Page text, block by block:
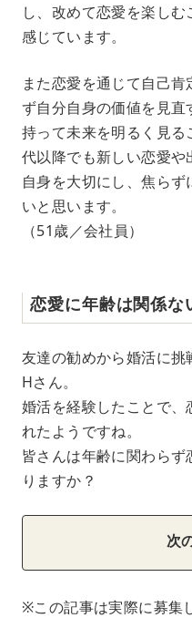
し、改めて恋愛を楽し
感じています。
また恋愛を通じて自己
ず自分自身の価値を見
持って未来を明るく見
代以降でも新しい恋愛
自身を大切にし、焦ら
いと思います。
（51歳／会社員）
恋愛に年齢は関係な
友達の勧めから婚活に
Hさん。
婚活を経験したことで
れたようですね。
皆さんは年齢に関わら
りますか？
次
※この記事は実際に募集